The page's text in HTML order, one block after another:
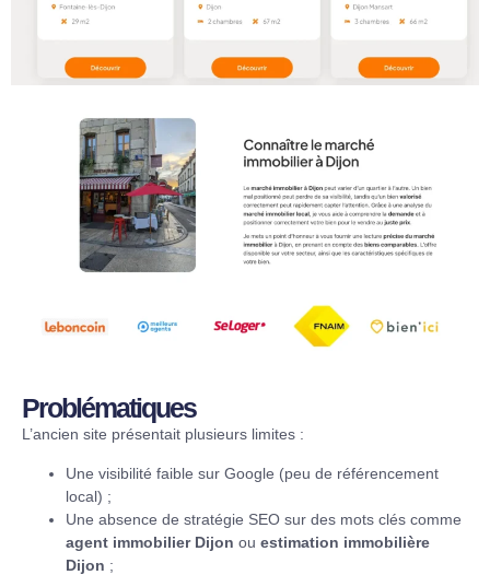
Problématiques
L’ancien site présentait plusieurs limites :
Une visibilité faible sur Google (peu de référencement
local) ;
Une absence de stratégie SEO sur des mots clés comme
agent immobilier Dijon ou estimation immobilière
Dijon ;